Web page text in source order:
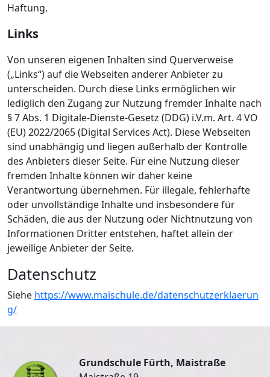
Haftung.
Links
Von unseren eigenen Inhalten sind Querverweise
(„Links“) auf die Webseiten anderer Anbieter zu
unterscheiden. Durch diese Links ermöglichen wir
lediglich den Zugang zur Nutzung fremder Inhalte nach
§ 7 Abs. 1 Digitale-Dienste-Gesetz (DDG) i.V.m. Art. 4 VO
(EU) 2022/2065 (Digital Services Act). Diese Webseiten
sind unabhängig und liegen außerhalb der Kontrolle
des Anbieters dieser Seite. Für eine Nutzung dieser
fremden Inhalte können wir daher keine
Verantwortung übernehmen. Für illegale, fehlerhafte
oder unvollständige Inhalte und insbesondere für
Schäden, die aus der Nutzung oder Nichtnutzung von
Informationen Dritter entstehen, haftet allein der
jeweilige Anbieter der Seite.
Datenschutz
Siehe https://www.maischule.de/datenschutzerklaerun
g/
Grundschule Fürth, Maistraße